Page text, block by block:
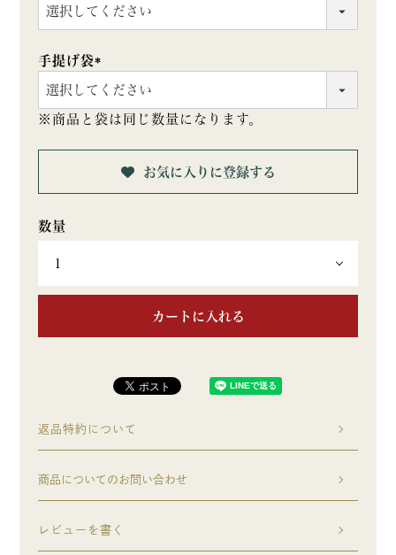
(必
須)
手提げ袋
(必
須)
※商品と袋は同じ数量になります。
お気に入りに登録する
カートに入れる
返品特約について
商品についてのお問い合わせ
レビューを書く